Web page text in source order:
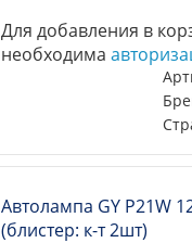
Для добавления в
необходима
Автолампа GY P21W
(блистер: к-т 2шт)